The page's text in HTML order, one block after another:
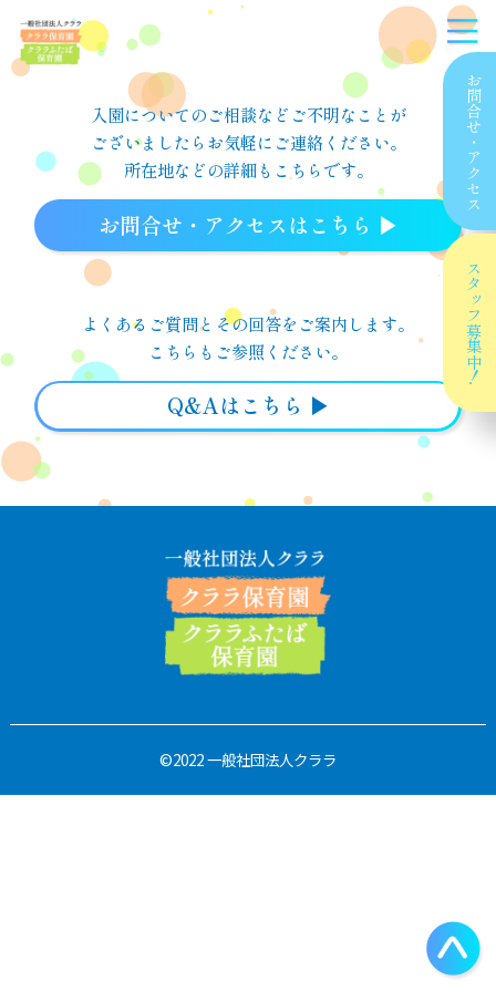
お問合せ
・
アクセス
スタッフ
募集中！
入園についてのご相談などご不明なことが
ございましたらお気軽にご連絡ください。
所在地などの詳細もこちらです。
お問合せ・アクセスはこちら ▶︎
よくあるご質問とその回答をご案内します。
こちらもご参照ください。
Q&Aはこちら ▶︎
©2022 一般社団法人クララ